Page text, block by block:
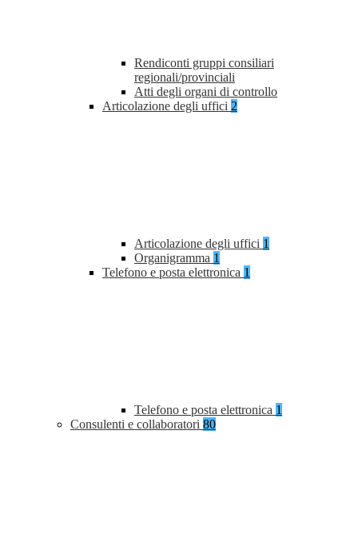
Rendiconti gruppi consiliari
regionali/provinciali
Atti degli organi di controllo
Articolazione degli uffici 2
Articolazione degli uffici 1
Organigramma 1
Telefono e posta elettronica 1
Telefono e posta elettronica 1
Consulenti e collaboratori 80